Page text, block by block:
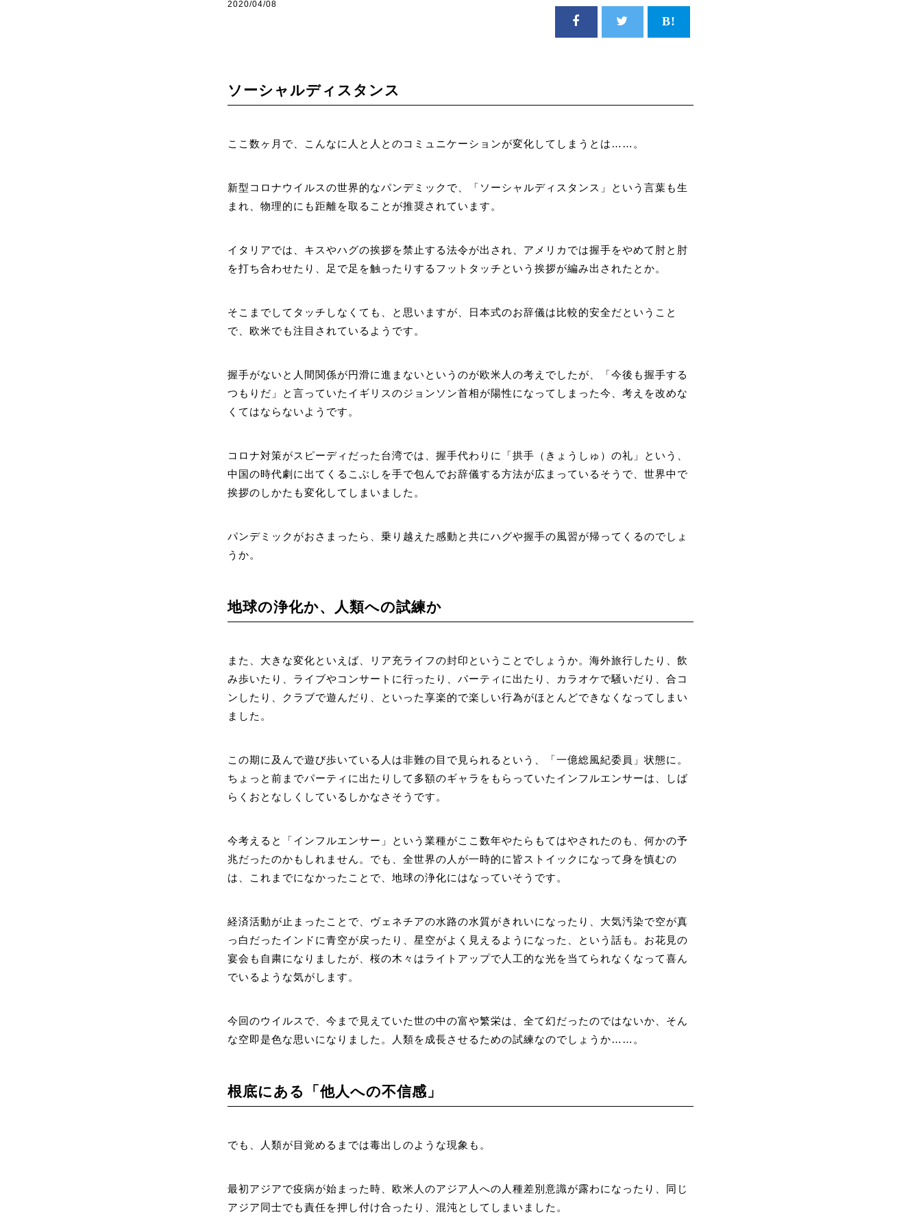
2020/04/08
ソーシャルディスタンス
ここ数ヶ月で、こんなに人と人とのコミュニケーションが変化してしまうとは……。
新型コロナウイルスの世界的なパンデミックで、「ソーシャルディスタンス」という言葉も生
まれ、物理的にも距離を取ることが推奨されています。
イタリアでは、キスやハグの挨拶を禁止する法令が出され、アメリカでは握手をやめて肘と肘
を打ち合わせたり、足で足を触ったりするフットタッチという挨拶が編み出されたとか。
そこまでしてタッチしなくても、と思いますが、日本式のお辞儀は比較的安全だということ
で、欧米でも注目されているようです。
握手がないと人間関係が円滑に進まないというのが欧米人の考えでしたが、「今後も握手する
つもりだ」と言っていたイギリスのジョンソン首相が陽性になってしまった今、考えを改めな
くてはならないようです。
コロナ対策がスピーディだった台湾では、握手代わりに「拱手（きょうしゅ）の礼」という、
中国の時代劇に出てくるこぶしを手で包んでお辞儀する方法が広まっているそうで、世界中で
挨拶のしかたも変化してしまいました。
パンデミックがおさまったら、乗り越えた感動と共にハグや握手の風習が帰ってくるのでしょ
うか。
地球の浄化か、人類への試練か
また、大きな変化といえば、リア充ライフの封印ということでしょうか。海外旅行したり、飲
み歩いたり、ライブやコンサートに行ったり、パーティに出たり、カラオケで騒いだり、合コ
ンしたり、クラブで遊んだり、といった享楽的で楽しい行為がほとんどできなくなってしまい
ました。
この期に及んで遊び歩いている人は非難の目で見られるという、「一億総風紀委員」状態に。
ちょっと前までパーティに出たりして多額のギャラをもらっていたインフルエンサーは、しば
らくおとなしくしているしかなさそうです。
今考えると「インフルエンサー」という業種がここ数年やたらもてはやされたのも、何かの予
兆だったのかもしれません。でも、全世界の人が一時的に皆ストイックになって身を慎むの
は、これまでになかったことで、地球の浄化にはなっていそうです。
経済活動が止まったことで、ヴェネチアの水路の水質がきれいになったり、大気汚染で空が真
っ白だったインドに青空が戻ったり、星空がよく見えるようになった、という話も。お花見の
宴会も自粛になりましたが、桜の木々はライトアップで人工的な光を当てられなくなって喜ん
でいるような気がします。
今回のウイルスで、今まで見えていた世の中の富や繁栄は、全て幻だったのではないか、そん
な空即是色な思いになりました。人類を成長させるための試練なのでしょうか……。
根底にある「他人への不信感」
でも、人類が目覚めるまでは毒出しのような現象も。
最初アジアで疫病が始まった時、欧米人のアジア人への人種差別意識が露わになったり、同じ
アジア同士でも責任を押し付け合ったり、混沌としてしまいました。